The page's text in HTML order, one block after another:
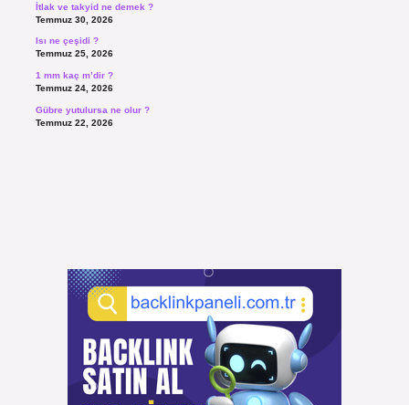
İtlak ve takyid ne demek ?
Temmuz 30, 2026
Isı ne çeşidi ?
Temmuz 25, 2026
1 mm kaç m’dir ?
Temmuz 24, 2026
Gübre yutulursa ne olur ?
Temmuz 22, 2026